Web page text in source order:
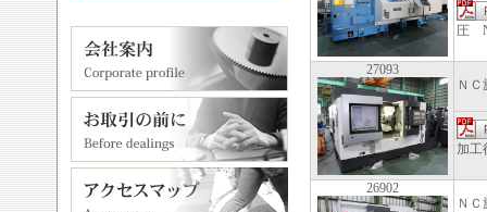
圧
27093
Ｎ
加
26902
Ｎ